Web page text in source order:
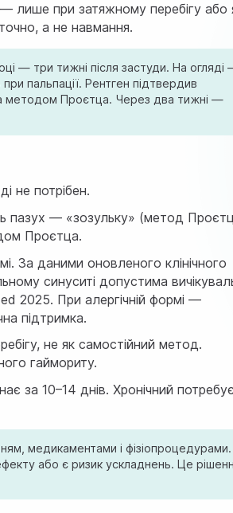
лише при затяжному перебігу або
а не навмання.
— три тижні після застуди. На огляді
пальпації. Рентген підтвердив
за методом Проєтца. Через два тижні —
не потрібен.
пазух — «зозульку» (метод
Проєтца.
За даними оновленого клінічного
синуситі допустима
2025. При алергічній формі —
підтримка.
не як самостійний метод.
гаймориту.
за 10–14 днів. Хронічний
медикаментами і фізіопроцедурами.
або є ризик ускладнень. Це